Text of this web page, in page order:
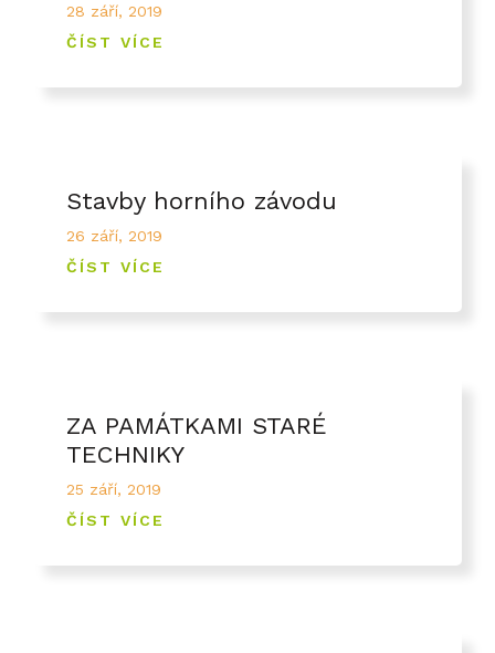
28 září, 2019
ČÍST VÍCE
Stavby horního závodu
26 září, 2019
ČÍST VÍCE
ZA PAMÁTKAMI STARÉ
TECHNIKY
25 září, 2019
ČÍST VÍCE